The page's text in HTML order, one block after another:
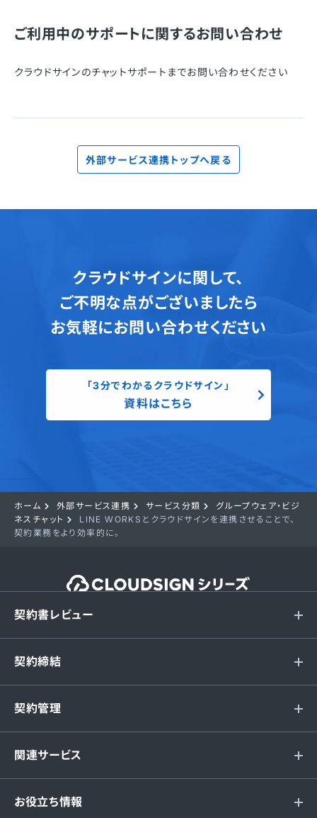
ご利用中のサポートに関するお問い合わせ
クラウドサインのチャットサポートまでお問い合わせください
外部サービス連携トップへ戻る
クラウドサインに関して、
ご不明な点がございましたら
お気軽にお問い合わせください
「3分でわかるクラウドサイン」
資料はこちら
ホーム 外部サービス連携 サービス分類
グループウェア・ビジ
ネスチャット
LINE WORKSとクラウドサインを連携させることで、
契約業務をより効率的に。
契約書レビュー
契約締結
契約管理
関連サービス
お役立ち情報